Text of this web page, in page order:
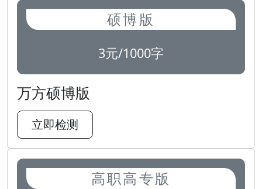
硕博版
3元/1000字
万方硕博版
立即检测
高职高专版